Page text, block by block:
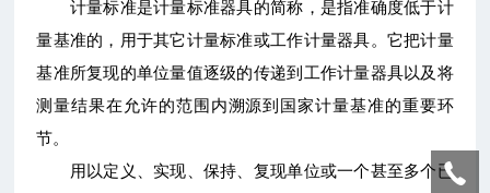
计量标准是计量标准器具的简称，是指准确度低于计
量基准的，用于其它计量标准或工作计量器具。它把计量
基准所复现的单位量值逐级的传递到工作计量器具以及将
测量结果在允许的范围内溯源到国家计量基准的重要环
节。
用以定义、实现、保持、复现单位或一个甚至多个已